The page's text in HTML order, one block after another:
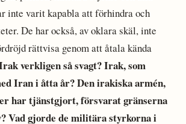
inte varit kapabla att förhindra och
De har också, av oklara skäl, inte
rättvisa genom att åtala kända
verkligen så svagt? Irak, som
Iran i åtta år? Den irakiska armén,
har tjänstgjort, försvarat gränserna
Vad gjorde de militära styrkorna i